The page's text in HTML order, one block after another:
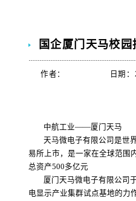
国企厦门天马校园
作者： 日期
中航工业——厦门天马
天马微电子有限公司是世
易所上市，是一家在全球范围
总资产500多亿元
厦门天马微电子有限公司
电显示产业集群试点基地的力